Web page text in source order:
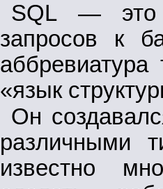
SQL — это
запросов к
«язык
Он
различными
известно